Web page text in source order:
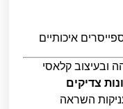
איכותיים
ובעיצוב קלאסי
צדיקים
השראה